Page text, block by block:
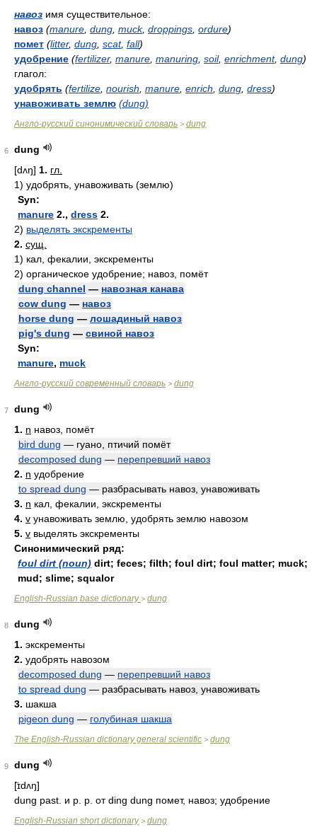
навоз имя существительное:
навоз (manure dung muck, droppings ordure)
помет (litter, dung scat, fall)
удобрение (fertilizer, manure manuring soil, enrichment, dung)
глагол:
удобрять (fertilize nourish manure enrich dung dress)
унавоживать землю (dung)
Англо-русский синонимический словарь > dung
6
dung
[dʌŋ] 1. гл.
1) удобрять, унавоживать (землю)
Syn:
manure 2., dress 2.
2) выделять экскременты
2. сущ.
1) кал, фекалии, экскременты
2) органическое удобрение; навоз, помёт
dung channel — навозная канава
cow dung — навоз
horse dung — лошадиный навоз
pig's dung — свиной навоз
Syn:
manure, muck
Англо-русский современный словарь > dung
7
dung
1. n навоз, помёт
bird dung — гуано, птичий помёт
decomposed dung — перепревший навоз
2. n удобрение
to spread dung — разбрасывать навоз, унавоживать
3. n кал, фекалии, экскременты
4. v унавоживать землю, удобрять землю навозом
5. v выделять экскременты
Синонимический ряд:
foul dirt (noun) dirt; feces; filth; foul dirt; foul matter; muck;
mud; slime; squalor
English-Russian base dictionary> dung
8
dung
1. экскременты
2. удобрять навозом
decomposed dung — перепревший навоз
to spread dung — разбрасывать навоз, унавоживать
3. шакша
pigeon dung — голубиная шакша
The English-Russian dictionary general scientific > dung
9
dung
[̈ɪdʌŋ]
dung past. и p. p. от ding dung помет, навоз; удобрение
English-Russian short dictionary> dung